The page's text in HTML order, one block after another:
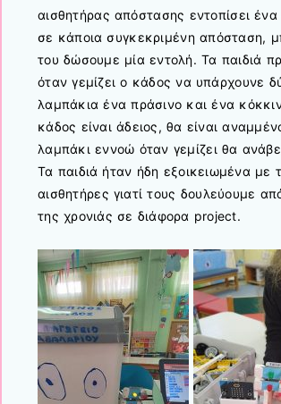
αισθητήρας απόστασης εντοπίσει ένα
σε κάποια συγκεκριμένη απόσταση,
του δώσουμε μία εντολή. Τα παιδιά
όταν γεμίζει ο κάδος να υπάρχουνε
λαμπάκια ένα πράσινο και ένα
κάδος είναι άδειος, θα είναι
λαμπάκι εννοώ όταν γεμίζει θα
Τα παιδιά ήταν ήδη εξοικειωμένα με
αισθητήρες γιατί τους δουλεύουμε
της χρονιάς σε διάφορα project.